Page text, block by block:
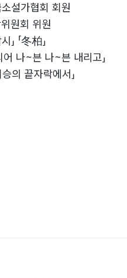
설가협회 회원
원회 위원
「冬柏」
나~븐 나~븐 내리고」
이승의 끝자락에서」